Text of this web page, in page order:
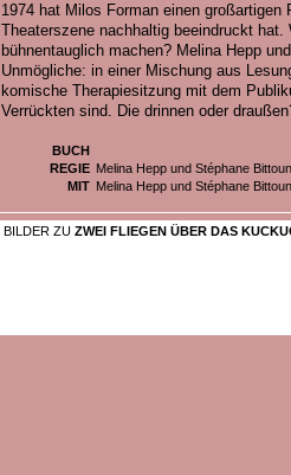
1974 hat Milos Forman einen
Theaterszene nachhaltig beeindruckt
bühnentauglich machen? Melina Hepp
Unmögliche: in einer Mischung aus
komische Therapiesitzung mit dem
Verrückten sind. Die drinnen oder
BUCH
REGIE Melina Hepp und Stéphane Bittoun
MIT Melina Hepp und Stéphane Bittoun
BILDER ZU ZWEI FLIEGEN ÜBER DAS